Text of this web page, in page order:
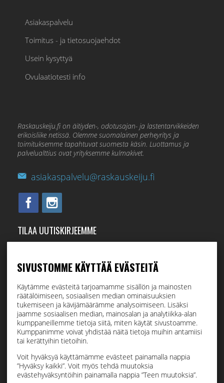
SIVUSTOMME KÄYTTÄÄ EVÄSTEITÄ
Käytämme evästeitä tarjoamamme sisällön ja mainosten
räätälöimiseen, sosiaalisen median ominaisuuksien
tukemiseen ja kävijämäärämme analysoimiseen. Lisäksi
jaamme sosiaalisen median, mainosalan ja analytiikka-alan
kumppaneillemme tietoja siitä, miten käytät sivustoamme.
Kumppanimme voivat yhdistää näitä tietoja muihin antamiisi
tai kerättyihin tietoihin.
Voit hyväksyä käyttämämme evästeet painamalla nappia
”Hyväksy kaikki”. Voit myös tehdä muutoksia
evästehyväksyntöihin painamalla nappia ”Teen muutoksia”.
Asiakaspalvelu
Toimitus - ja tietosuojaehdot
Usein kysyttyä
Ovulaatiotesti info
Raskauskeiju.fi on äitiyden-, odotusajan- ja lastentarvikkeiden
erikoisliike netissä. Olemme suomalainen perheyritys ja
toimituksemme tapahtuvat suomesta käsin. Luottamus ja
palvelualttius ovat yrityksemme kulmakivet.
asiakaspalvelu@raskauskeiju.fi
TILAA UUTISKIRJEEMME
sähköpostiisi.
Hyväksyn henkilötietojen tallentamisen (lue)
Tilaa